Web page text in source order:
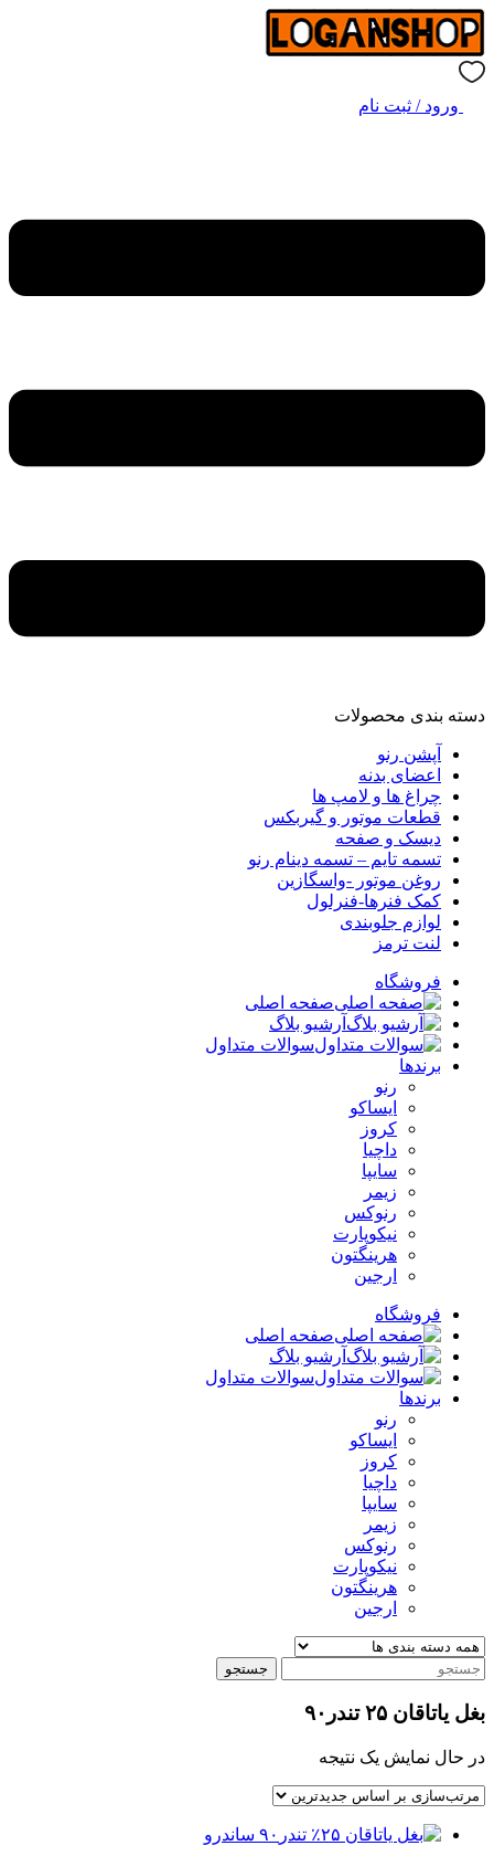
ورود / ثبت نام
دسته‌ بندی محصولات
آپشن رنو
اعضای بدنه
چراغ ها و لامپ ها
قطعات موتور و گیربکس
دیسک و صفحه
تسمه تایم – تسمه دینام رنو
روغن موتور -واسگازین
کمک فنرها-فنرلول
لوازم جلوبندی
لنت ترمز
فروشگاه
صفحه اصلی
آرشیو بلاگ
سوالات متداول
برندها
رنو
ایساکو
کروز
داچیا
سایپا
زیمر
رنوکس
نیکوپارت
هرینگتون
ارجین
فروشگاه
صفحه اصلی
آرشیو بلاگ
سوالات متداول
برندها
رنو
ایساکو
کروز
داچیا
سایپا
زیمر
رنوکس
نیکوپارت
هرینگتون
ارجین
جستجو
بغل یاتاقان ۲۵ تندر۹۰
در حال نمایش یک نتیجه